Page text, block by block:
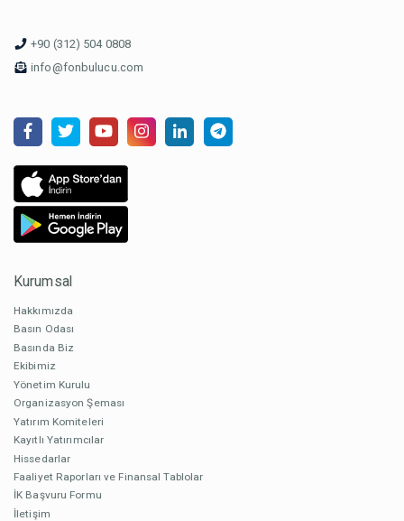
+90 (312) 504 0808
info@fonbulucu.com
Kurumsal
Hakkımızda
Basın Odası
Basında Biz
Ekibimiz
Yönetim Kurulu
Organizasyon Şeması
Yatırım Komiteleri
Kayıtlı Yatırımcılar
Hissedarlar
Faaliyet Raporları ve Finansal Tablolar
İK Başvuru Formu
İletişim